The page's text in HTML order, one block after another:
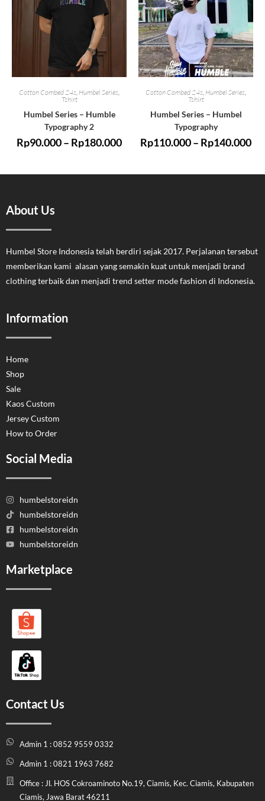
Cotton Combed 24s, Humbel Series,
Tshirt
Humbel Series – Humble
Typography 2
Rp90.000– Rp180.000
Cotton Combed 24s, Humbel Series,
Tshirt
Humbel Series – Humbel
Typography
Rp110.000– Rp140.000
About Us
Humbel Store Indonesia telah berdiri sejak 2017. Perjalanan tersebut
memberikan kami alasan yang semakin kuat untuk menjadi brand
clothing terbaik dan menjadi trend setter mode fashion di Indonesia.
Information
Home
Shop
Sale
Kaos Custom
Jersey Custom
How to Order
Social Media
humbelstoreidn
humbelstoreidn
humbelstoreidn
humbelstoreidn
Marketplace
Contact Us
Admin 1 : 0852 9559 0332
Admin 1 : 0821 1963 7682
Office : Jl. HOS Cokroaminoto No.19, Ciamis, Kec. Ciamis, Kabupaten
Ciamis, Jawa Barat 46211